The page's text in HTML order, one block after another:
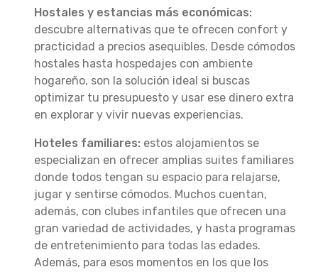
Hostales y estancias más económicas:
descubre alternativas que te ofrecen confort y
practicidad a precios asequibles. Desde cómodos
hostales hasta hospedajes con ambiente
hogareño, son la solución ideal si buscas
optimizar tu presupuesto y usar ese dinero extra
en explorar y vivir nuevas experiencias.
Hoteles familiares: estos alojamientos se
especializan en ofrecer amplias suites familiares
donde todos tengan su espacio para relajarse,
jugar y sentirse cómodos. Muchos cuentan,
además, con clubes infantiles que ofrecen una
gran variedad de actividades, y hasta programas
de entretenimiento para todas las edades.
Además, para esos momentos en los que los